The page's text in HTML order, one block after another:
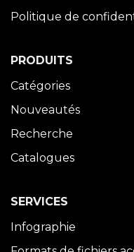
Politique de
PRODUITS
Catégories
Nouveautés
Recherche
Catalogues
SERVICES
Infographie